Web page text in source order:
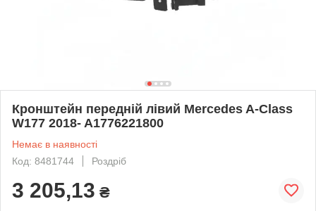
Кронштейн передній лівий Mercedes A-Class
W177 2018- A1776221800
Немає в наявності
Код: 8481744
Роздріб
3 205,13 ₴